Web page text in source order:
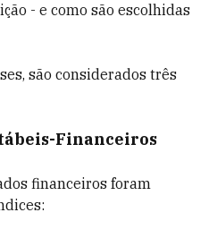
- e como são escolhidas
são considerados três
Financeiros
financeiros foram